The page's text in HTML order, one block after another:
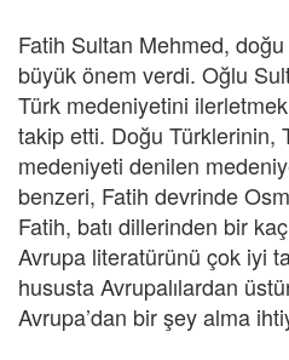
Fatih Sultan Mehmed,
büyük önem verdi. Oğlu
Türk medeniyetini
takip etti. Doğu Türklerinin,
medeniyeti denilen
benzeri, Fatih devrinde
Fatih, batı dillerinden bir
Avrupa literatürünü çok iyi
hususta Avrupalılardan
Avrupa’dan bir şey alma